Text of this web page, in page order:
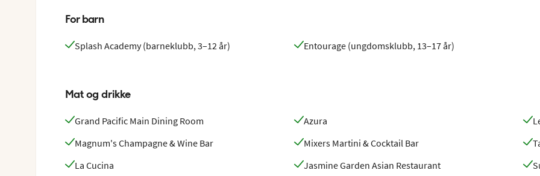
For barn
Splash Academy (barneklubb, 3–12 år) Entourage (ungdomsklubb, 13–17 år)
Mat og drikke
Grand Pacific Main Dining Room Azura
Magnum's Champagne & Wine Bar
Mixers Martini & Cocktail Bar
La Cucina
Jasmine Garden Asian Restaurant